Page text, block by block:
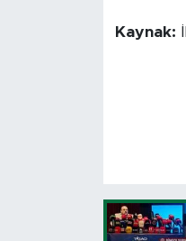
Kaynak: